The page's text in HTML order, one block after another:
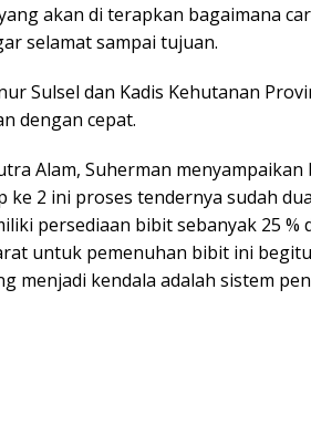
akan di terapkan bagaimana
selamat sampai tujuan.
Sulsel dan Kadis Kehutanan
dengan cepat.
Alam, Suherman
ke 2 ini proses tendernya sudah
persediaan bibit sebanyak 25 %
untuk pemenuhan bibit ini
menjadi kendala adalah sistem